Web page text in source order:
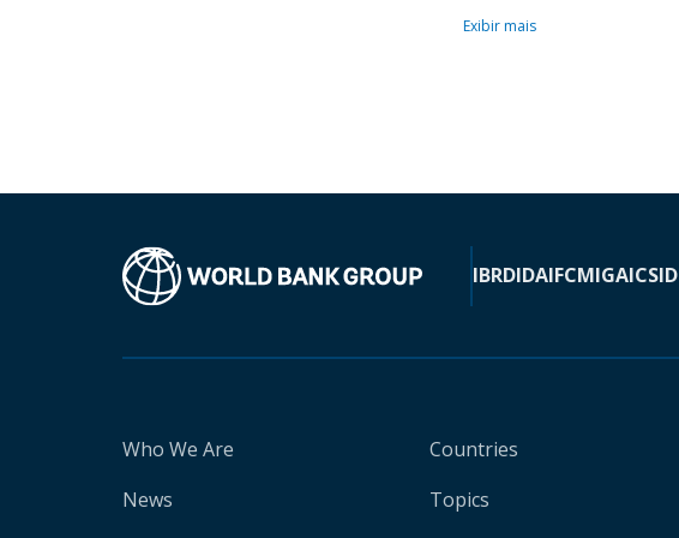
Exibir mais
IBRDIDAIFCMIGAICSID
Who We Are
News
Countries
Topics